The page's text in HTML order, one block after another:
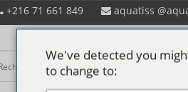
+216 71 661 849 aquatiss
We've detected you
to change to: